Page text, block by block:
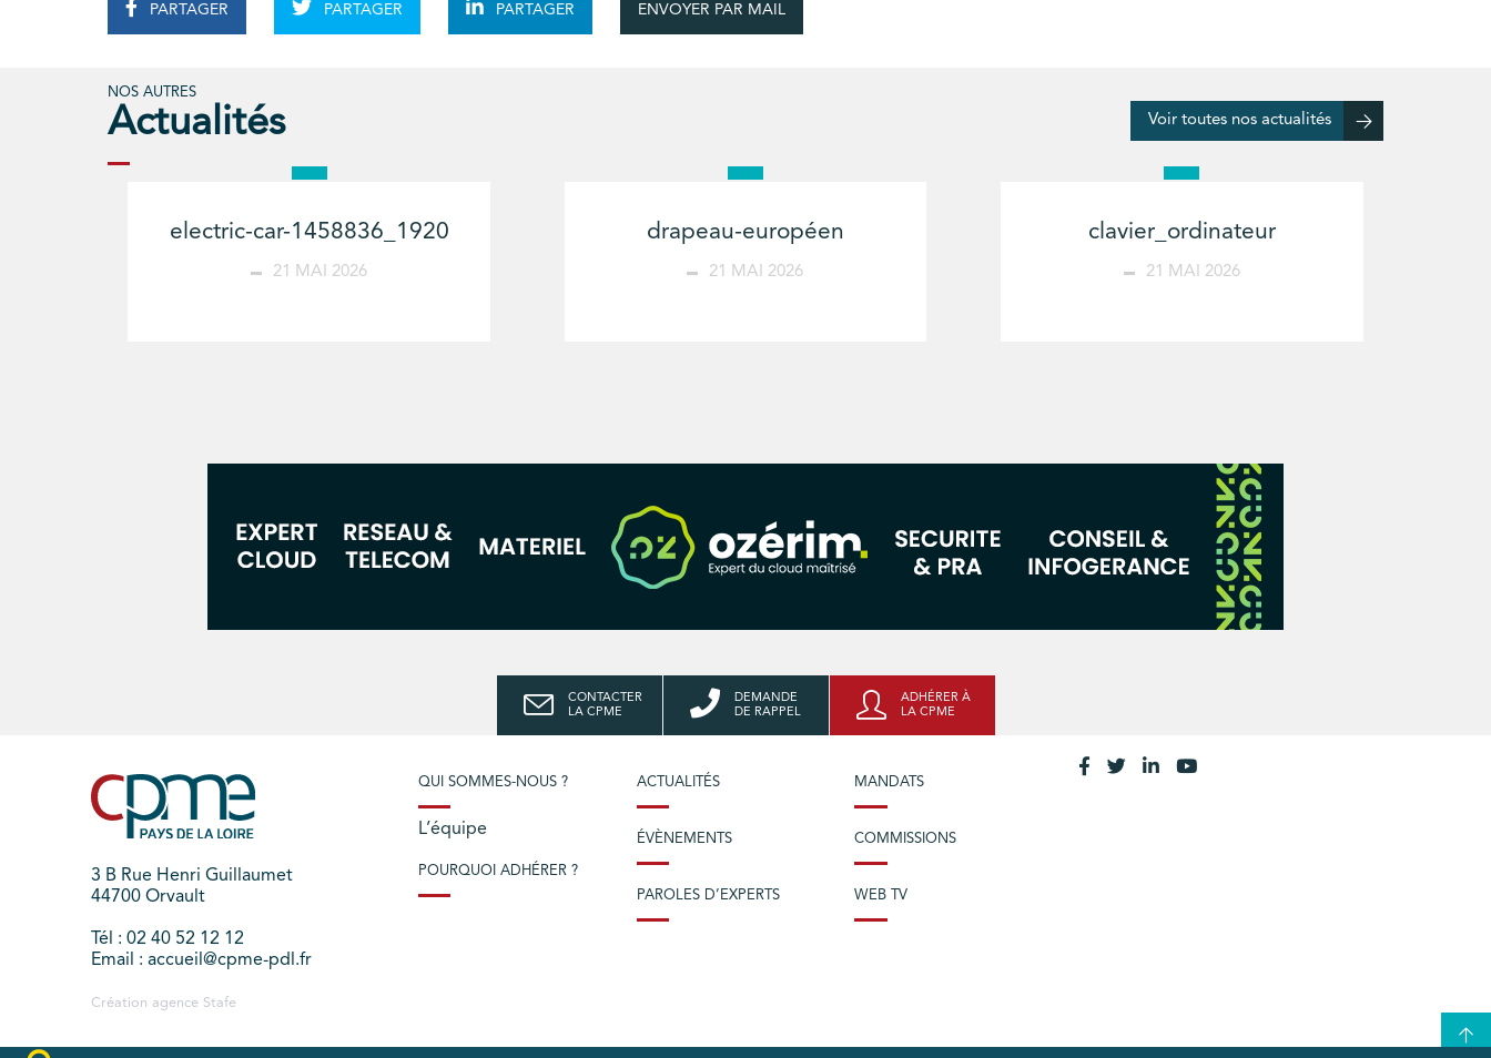
PARTAGER PARTAGER PARTAGER ENVOYER PAR MAIL
NOS AUTRES
Actualités Voir toutes nos actualités
electric-car-1458836_1920
21 MAI 2026
drapeau-européen
21 MAI 2026
clavier_ordinateur
21 MAI 2026
CONTACTER
LA CPME
DEMANDE
DE RAPPEL
ADHÉRER À
LA CPME
3 B Rue Henri Guillaumet
44700 Orvault
Tél : 02 40 52 12 12
Email : accueil@cpme-pdl.fr
Création agence Stafe
QUI SOMMES-NOUS ?
L’équipe
POURQUOI ADHÉRER ?
ACTUALITÉS
ÉVÈNEMENTS
PAROLES D’EXPERTS
MANDATS
COMMISSIONS
WEB TV